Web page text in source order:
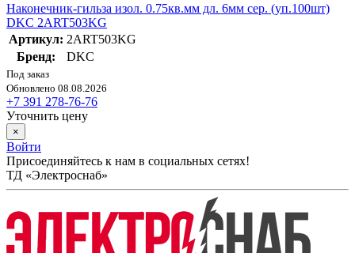
Наконечник-гильза изол. 0.75кв.мм дл. 6мм сер. (уп.100шт)
DKC 2ART503KG
Артикул: 2ART503KG
Бренд:
DKC
Под заказ
Обновлено 08.08.2026
+7 391 278-76-76
Уточнить цену
×
Войти
Присоединяйтесь к нам в социальных сетях!
ТД «Электроснаб»